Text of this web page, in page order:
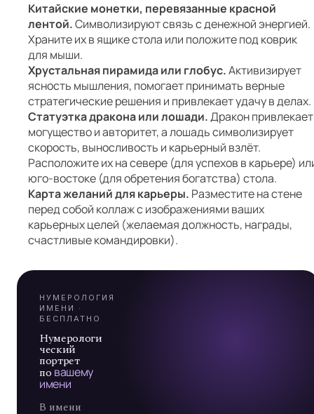
Китайские монетки, перевязанные красной
лентой.Символизируют связь с денежной энергией.
Храните их в ящике стола или положите под коврик
для мыши.
Хрустальная пирамида или глобус.Активизирует
ясность мышления, помогает принимать верные
стратегические решения и привлекает удачу в делах.
Статуэтка дракона или лошади.Дракон привлекает
могущество и авторитет, а лошадь символизирует
скорость, выносливость и карьерный взлёт.
Расположите их на севере (для успехов в карьере)
юго-востоке (для обретения богатства) стола.
Карта желаний для карьеры. Разместите на стене
перед собой коллаж с изображениями ваших
карьерных целей (желаемая должность, награды,
счастливые командировки).
А
7
НУМЕРОЛОГИЯ
ИМЕНИ ·
БЕСПЛАТНО
Нумерологи
ческий
портрет
по вашему
имени
В имени